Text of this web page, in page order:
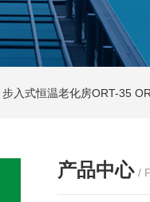
步入式恒温老化房ORT-35
产品中心 /